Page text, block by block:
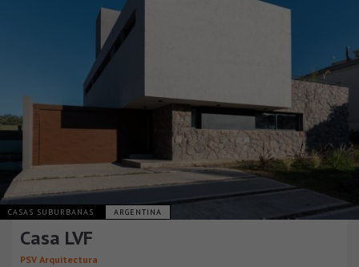
CASAS SUBURBANAS ARGENTINA
Casa LVF
PSV Arquitectura